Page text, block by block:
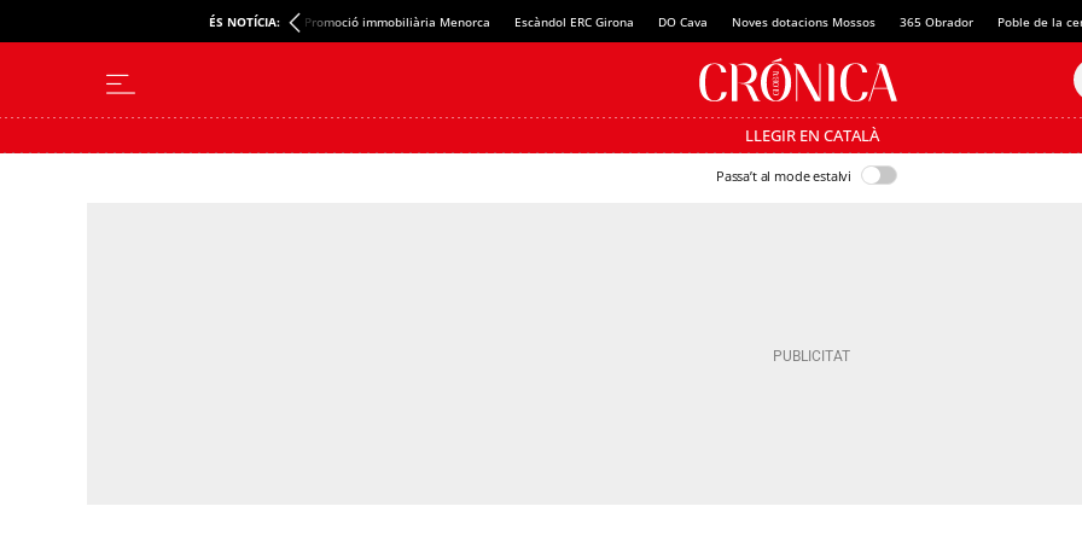
ÉS NOTÍCIA: Promoció immobiliària Menorca Escàndol ERC Girona DO Cava Noves dotacions Mossos 365 Obrador Poble de la
LLEGIR EN CATALÀ
Passa’t al mode estalvi